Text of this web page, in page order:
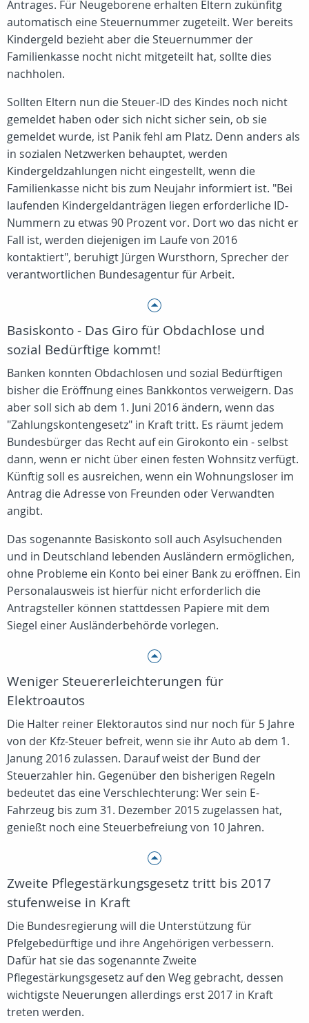
Antrages. Für Neugeborene erhalten Eltern zukünfitg
automatisch eine Steuernummer zugeteilt. Wer bereits
Kindergeld bezieht aber die Steuernummer der
Familienkasse nocht nicht mitgeteilt hat, sollte dies
nachholen.
Sollten Eltern nun die Steuer-ID des Kindes noch nicht
gemeldet haben oder sich nicht sicher sein, ob sie
gemeldet wurde, ist Panik fehl am Platz. Denn anders als
in sozialen Netzwerken behauptet, werden
Kindergeldzahlungen nicht eingestellt, wenn die
Familienkasse nicht bis zum Neujahr informiert ist. "Bei
laufenden Kindergeldanträgen liegen erforderliche ID-
Nummern zu etwas 90 Prozent vor. Dort wo das nicht er
Fall ist, werden diejenigen im Laufe von 2016
kontaktiert", beruhigt Jürgen Wursthorn, Sprecher der
verantwortlichen Bundesagentur für Arbeit.
Basiskonto - Das Giro für Obdachlose und
sozial Bedürftige kommt!
Banken konnten Obdachlosen und sozial Bedürftigen
bisher die Eröffnung eines Bankkontos verweigern. Das
aber soll sich ab dem 1. Juni 2016 ändern, wenn das
"Zahlungskontengesetz" in Kraft tritt. Es räumt jedem
Bundesbürger das Recht auf ein Girokonto ein - selbst
dann, wenn er nicht über einen festen Wohnsitz verfügt.
Künftig soll es ausreichen, wenn ein Wohnungsloser im
Antrag die Adresse von Freunden oder Verwandten
angibt.
Das sogenannte Basiskonto soll auch Asylsuchenden
und in Deutschland lebenden Ausländern ermöglichen,
ohne Probleme ein Konto bei einer Bank zu eröffnen. Ein
Personalausweis ist hierfür nicht erforderlich die
Antragsteller können stattdessen Papiere mit dem
Siegel einer Ausländerbehörde vorlegen.
Weniger Steuererleichterungen für
Elektroautos
Die Halter reiner Elektorautos sind nur noch für 5 Jahre
von der Kfz-Steuer befreit, wenn sie ihr Auto ab dem 1.
Janung 2016 zulassen. Darauf weist der Bund der
Steuerzahler hin. Gegenüber den bisherigen Regeln
bedeutet das eine Verschlechterung: Wer sein E-
Fahrzeug bis zum 31. Dezember 2015 zugelassen hat,
genießt noch eine Steuerbefreiung von 10 Jahren.
Zweite Pflegestärkungsgesetz tritt bis 2017
stufenweise in Kraft
Die Bundesregierung will die Unterstützung für
Pfelgebedürftige und ihre Angehörigen verbessern.
Dafür hat sie das sogenannte Zweite
Pflegestärkungsgesetz auf den Weg gebracht, dessen
wichtigste Neuerungen allerdings erst 2017 in Kraft
treten werden.